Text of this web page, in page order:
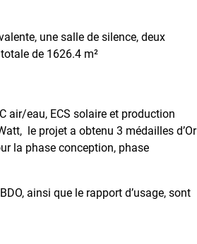
une salle de silence, deux
de 1626.4 m²
air/eau, ECS solaire et production
le projet a obtenu 3 médailles d’Or
la phase conception, phase
ainsi que le rapport d’usage, sont